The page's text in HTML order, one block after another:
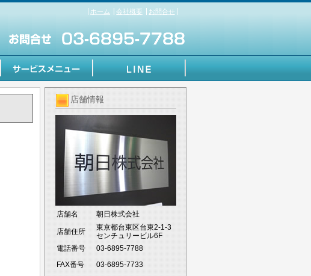
ホーム 会社概要 お問合せ
店舗情報
店舗名 朝日株式会社
店舗住所
東京都台東区台東2-1-3
センチュリービル6F
電話番号
03-6895-7788
FAX番号
03-6895-7733